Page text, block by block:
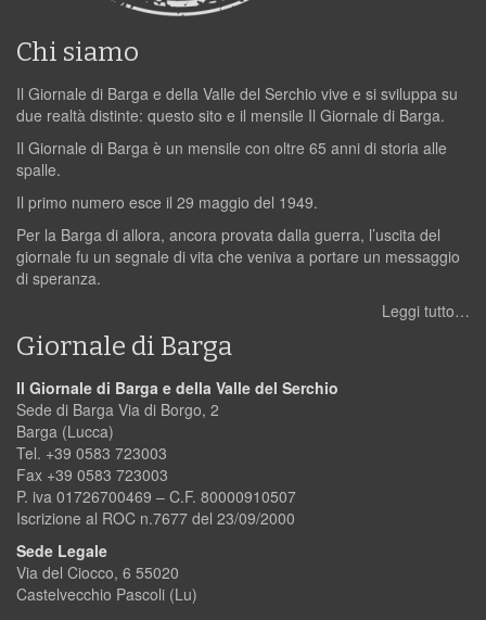
Chi siamo
Il Giornale di Barga e della Valle del Serchio vive e si sviluppa su
due realtà distinte: questo sito e il mensile Il Giornale di Barga.
Il Giornale di Barga è un mensile con oltre 65 anni di storia alle
spalle.
Il primo numero esce il 29 maggio del 1949.
Per la Barga di allora, ancora provata dalla guerra, l’uscita del
giornale fu un segnale di vita che veniva a portare un messaggio
di speranza.
Leggi tutto…
Giornale di Barga
Il Giornale di Barga e della Valle del Serchio
Sede di Barga Via di Borgo, 2
Barga (Lucca)
Tel. +39 0583 723003
Fax +39 0583 723003
P. iva 01726700469 – C.F. 80000910507
Iscrizione al ROC n.7677 del 23/09/2000
Sede Legale
Via del Ciocco, 6 55020
Castelvecchio Pascoli (Lu)